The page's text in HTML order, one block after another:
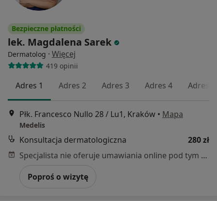
Bezpieczne płatności
lek. Magdalena Sarek
Dermatolog · Więcej
419 opinii
Adres 1 Adres 2 Adres 3 Adres 4 Adres 5
Płk. Francesco Nullo 28 / Lu1, Kraków • Mapa
Medelis
Konsultacja dermatologiczna
280 zł
Specjalista nie oferuje umawiania online pod tym adresem.
Poproś o wizytę